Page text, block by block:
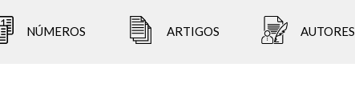
NÚMEROS ARTIGOS AUTORES